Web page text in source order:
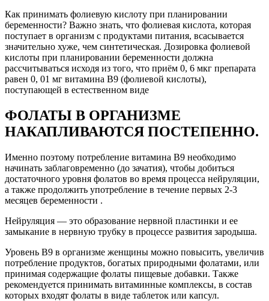
Как принимать фолиевую кислоту при планировании
беременности? Важно знать, что фолиевая кислота, которая
поступает в организм с продуктами питания, всасывается
значительно хуже, чем синтетическая. Дозировка фолиевой
кислоты при планировании беременности должна
рассчитываться исходя из того, что приём 0, 6 мкг препарата
равен 0, 01 мг витамина В9 (фолиевой кислоты),
поступающей в естественном виде
ФОЛАТЫ В ОРГАНИЗМЕ
НАКАПЛИВАЮТСЯ ПОСТЕПЕННО.
Именно поэтому потребление витамина B9 необходимо
начинать заблаговременно (до зачатия), чтобы добиться
достаточного уровня фолатов во время процесса нейруляции,
а также продолжить употребление в течение первых 2-3
месяцев беременности .
Нейруляция — это образование нервной пластинки и ее
замыкание в нервную трубку в процессе развития зародыша.
Уровень B9 в организме женщины можно повысить, увеличив
потребление продуктов, богатых природными фолатами, или
принимая содержащие фолаты пищевые добавки. Также
рекомендуется принимать витаминные комплексы, в состав
которых входят фолаты в виде таблеток или капсул.